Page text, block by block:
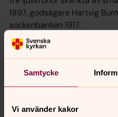
Samtycke
Vi använder kakor
1897, godsägare Hartvig
sockenbanken 1917.
År 1967 fick kyrkan ett
bänkar under orgelläktaren
bort. Kororgeln inköptes 1977.
År 1985 fick Hjärnarps
glasmålningen Duvan, av
löftesbågen, det himmelska